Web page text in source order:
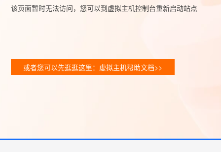
该页面暂时无法访问，您可以到虚拟主机控制台重新启动站点
或者您可以先逛逛这里：虚拟主机帮助文档>>